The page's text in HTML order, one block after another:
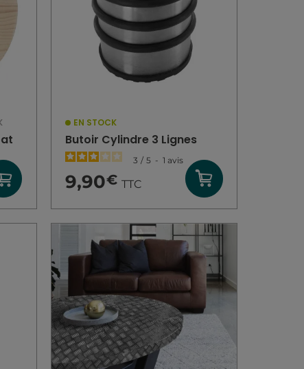
EN STOCK
Butoir Cylindre 3 Lignes
3 / 5 - 1 avis
9,90€ TTC